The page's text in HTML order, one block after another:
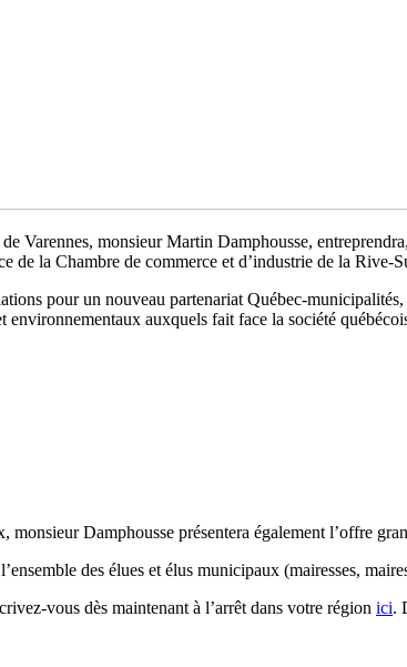
Varennes, monsieur Martin Damphousse,
de la Chambre de commerce et d’industrie de la
pour un nouveau partenariat Québec-
environnementaux auxquels fait face la société
monsieur Damphousse présentera également l’offre
des élues et élus municipaux (mairesses,
vous dès maintenant à l’arrêt dans votre région ici.